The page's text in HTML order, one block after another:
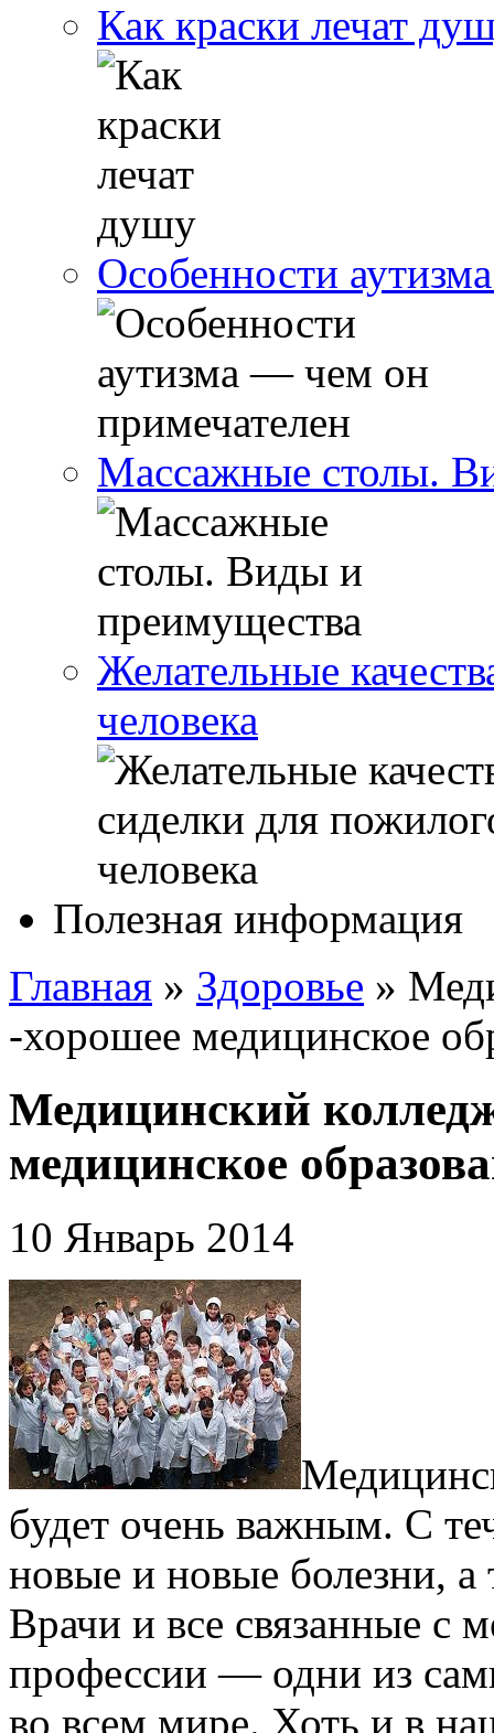
Как краски лечат
Особенности
Массажные столы.
Желательные
человека
Полезная информация
Главная » Здоровье »
-хорошее медицинское
Медицинский
медицинское
10 Январь 2014
будет очень важным. С
новые и новые болезни,
Врачи и все связанные с
профессии — одни из
во всем мире. Хоть и в